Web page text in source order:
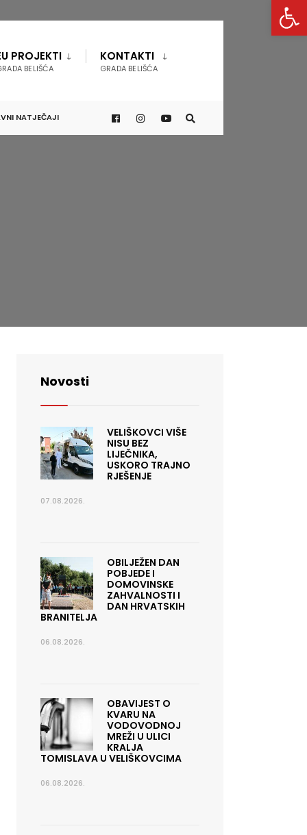
PROJEKTI
BELIŠĆA
KONTAKTI
GRADA BELIŠĆA
NATJEČAJI
Novosti
VELIŠKOVCI VIŠE
NISU BEZ
LIJEČNIKA,
USKORO TRAJNO
RJEŠENJE
07.08.2026.
OBILJEŽEN DAN
POBJEDE I
DOMOVINSKE
ZAHVALNOSTI I
DAN HRVATSKIH
BRANITELJA
06.08.2026.
OBAVIJEST O
KVARU NA
VODOVODNOJ
MREŽI U ULICI
KRALJA
TOMISLAVA U VELIŠKOVCIMA
06.08.2026.